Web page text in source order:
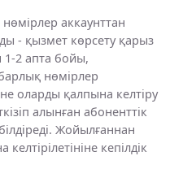
аккаунттан
- қызмет көрсету қарыз
1-2 апта бойы,
нөмірлер
оларды қалпына келтіру
алынған абоненттік
Жойылғаннан
кепілдік